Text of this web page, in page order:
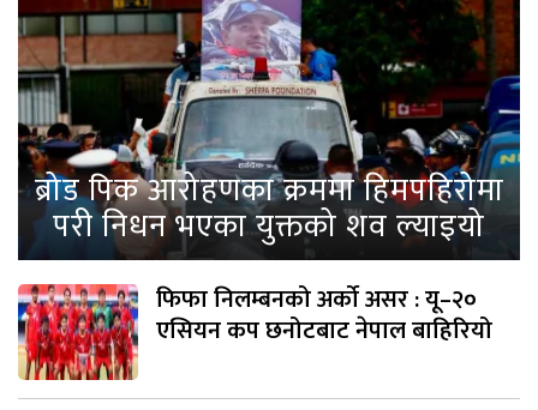
ब्रोड पिक आरोहणका क्रममा हिमपहिरोमा
परी निधन भएका युक्तको शव ल्याइयो
फिफा निलम्बनको अर्को असर : यू–२०
एसियन कप छनोटबाट नेपाल बाहिरियो